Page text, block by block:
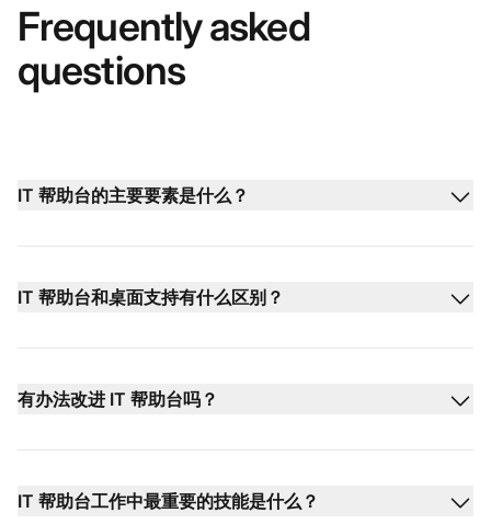
Frequently asked
questions
IT 帮助台的主要要素是什么？
IT 帮助台和桌面支持有什么区别？
有办法改进 IT 帮助台吗？
IT 帮助台工作中最重要的技能是什么？